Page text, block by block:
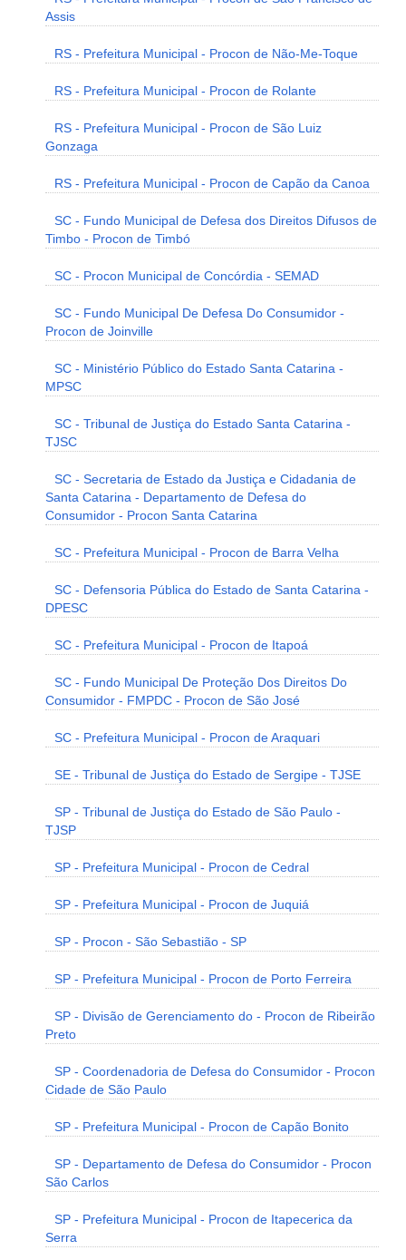
Assis
RS - Prefeitura Municipal - Procon de Não-Me-Toque
RS - Prefeitura Municipal - Procon de Rolante
RS - Prefeitura Municipal - Procon de São Luiz
Gonzaga
RS - Prefeitura Municipal - Procon de Capão da Canoa
SC - Fundo Municipal de Defesa dos Direitos Difusos de
Timbo - Procon de Timbó
SC - Procon Municipal de Concórdia - SEMAD
SC - Fundo Municipal De Defesa Do Consumidor -
Procon de Joinville
SC - Ministério Público do Estado Santa Catarina -
MPSC
SC - Tribunal de Justiça do Estado Santa Catarina -
TJSC
SC - Secretaria de Estado da Justiça e Cidadania de
Santa Catarina - Departamento de Defesa do
Consumidor - Procon Santa Catarina
SC - Prefeitura Municipal - Procon de Barra Velha
SC - Defensoria Pública do Estado de Santa Catarina -
DPESC
SC - Prefeitura Municipal - Procon de Itapoá
SC - Fundo Municipal De Proteção Dos Direitos Do
Consumidor - FMPDC - Procon de São José
SC - Prefeitura Municipal - Procon de Araquari
SE - Tribunal de Justiça do Estado de Sergipe - TJSE
SP - Tribunal de Justiça do Estado de São Paulo -
TJSP
SP - Prefeitura Municipal - Procon de Cedral
SP - Prefeitura Municipal - Procon de Juquiá
SP - Procon - São Sebastião - SP
SP - Prefeitura Municipal - Procon de Porto Ferreira
SP - Divisão de Gerenciamento do - Procon de Ribeirão
Preto
SP - Coordenadoria de Defesa do Consumidor - Procon
Cidade de São Paulo
SP - Prefeitura Municipal - Procon de Capão Bonito
SP - Departamento de Defesa do Consumidor - Procon
São Carlos
SP - Prefeitura Municipal - Procon de Itapecerica da
Serra